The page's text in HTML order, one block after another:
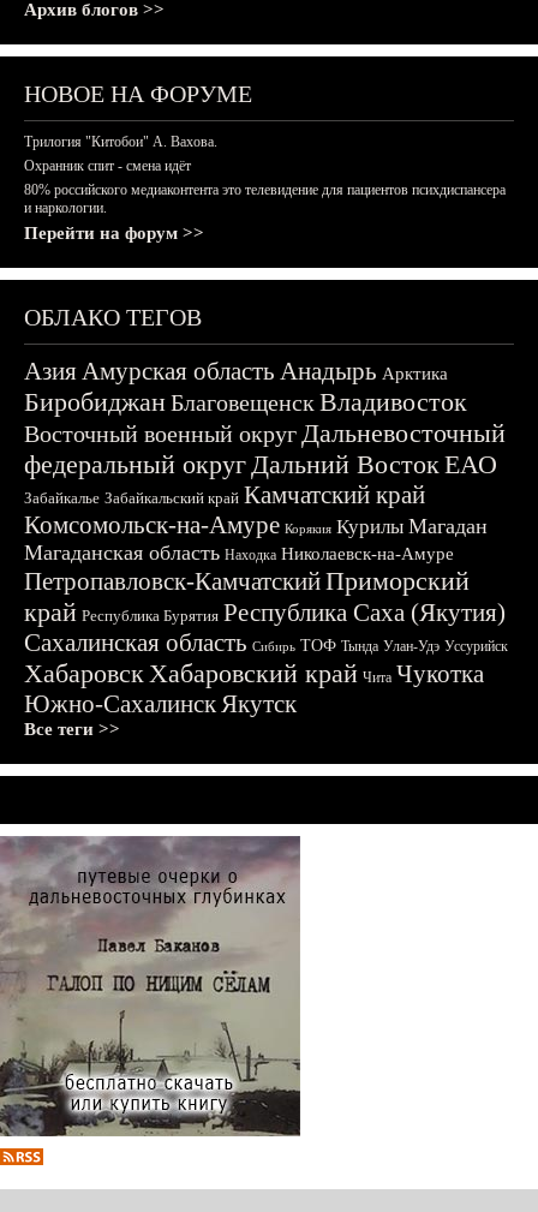
Архив блогов >>
НОВОЕ НА ФОРУМЕ
Трилогия "Китобои" А. Вахова.
Охранник спит - смена идёт
80% российского медиаконтента это телевидение для пациентов психдиспансера
и наркологии.
Перейти на форум >>
ОБЛАКО ТЕГОВ
АзияАмурская область Анадырь Арктика
БиробиджанБлаговещенскВладивосток
Восточный военный округДальневосточный
федеральный округДальний ВостокЕАО
Забайкалье Забайкальский край Камчатский край
Комсомольск-на-Амуре Корякия Курилы Магадан
Магаданская область Находка Николаевск-на-Амуре
Петропавловск-КамчатскийПриморский
край Республика Бурятия Республика Саха (Якутия)
Сахалинская область Сибирь ТОФ Тында Улан-Удэ Уссурийск
ХабаровскХабаровский край Чита Чукотка
Южно-СахалинскЯкутск
Все теги >>